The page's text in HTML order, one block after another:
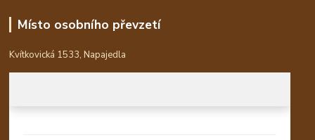
Místo osobního převzetí
Kvítkovická 1533, Napajedla